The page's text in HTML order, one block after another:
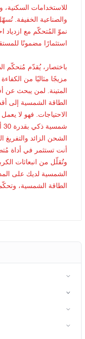
للاستخدامات السكنية،
والصناعية الخفيفة.
نموّ المُتحكّم مع ازدياد
استثمارًا مضمونًا
مزيجًا مثاليًا من
الطاقة الشمسية إلى
الاحتياجات. فهو لا
الشحن الزائد والتفريغ
أنت تستثمر في أداة
وتُقلّل من انبعاثات
الشمسية لديك على
الطاقة الشمسية،